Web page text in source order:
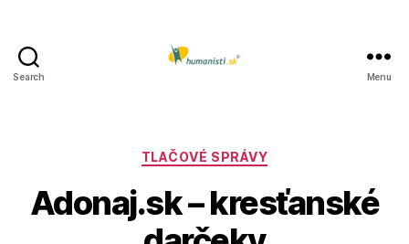
Search Menu
Kategórie
TLAČOVÉ SPRÁVY
Adonaj.sk – kresťanské